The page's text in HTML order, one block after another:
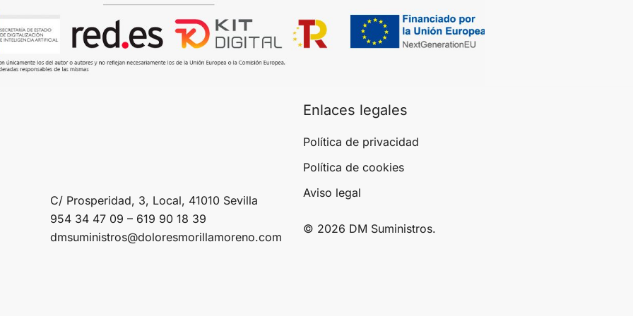
C/ Prosperidad, 3, Local, 41010 Sevilla
954 34 47 09 – 619 90 18 39
dmsuministros@doloresmorillamoreno.com
Enlaces legales
Política de privacidad
Política de cookies
Aviso legal
© 2026 DM Suministros.